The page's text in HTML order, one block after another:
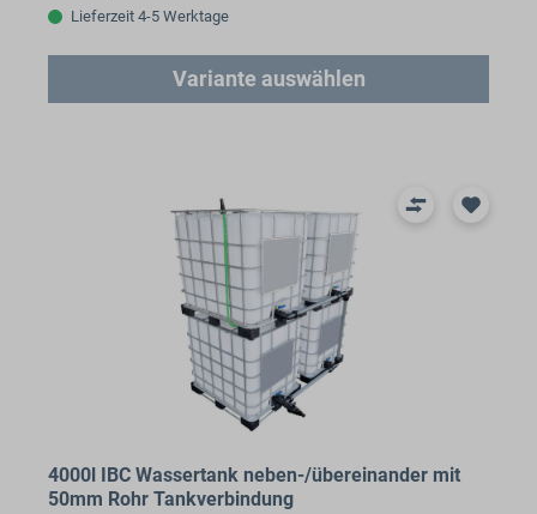
Lieferzeit 4-5 Werktage
Variante auswählen
4000l IBC Wassertank neben-/übereinander mit
50mm Rohr Tankverbindung